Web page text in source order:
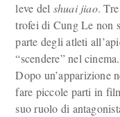
leve del shuai jiao.
trofei di Cung Le non
parte degli atleti
“scendere” nel cinema.
Dopo un’apparizione
fare piccole parti in
suo ruolo di